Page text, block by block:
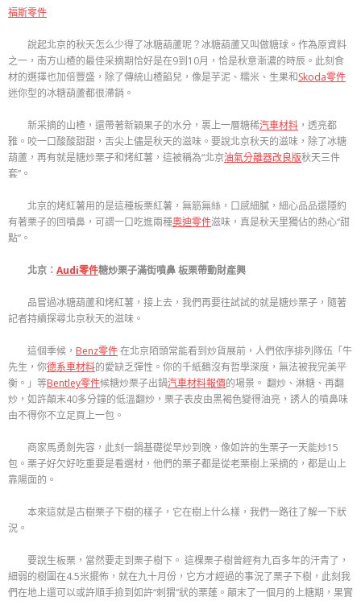
福斯零件
說起北京的秋天怎么少得了冰糖葫蘆呢？冰糖葫蘆又叫做糖球。作為原資料
之一，南方山楂的最佳采摘期恰好是在9到10月，恰是秋意漸濃的時辰。此刻食
材的選擇也加倍豐盛，除了傳統山楂餡兒，像是芋泥、糯米、生果和Skoda零件
迷你型的冰糖葫蘆都很滯銷。
新采摘的山楂，還帶著新穎果子的水分，裹上一層糖稀汽車材料 ，透亮都
雅。咬一口酸酸甜甜，舌尖上儘是秋天的滋味。要說北京秋天的滋味，除了冰糖
葫蘆，再有就是糖炒栗子和烤紅薯，這被稱為“北京油氣分離器改良版秋天三件
套”。
北京的烤紅薯用的是這種板栗紅薯，無筋無絲，口感細膩，細心品品還隱約
有著栗子的回噴鼻，可謂一口吃進兩種奧迪零件滋味，真是秋天里獨佔的熱心“甜
點”。
北京： Audi零件糖炒栗子滿街噴鼻 板栗帶動財產興
品嘗過冰糖葫蘆和烤紅薯，接上去，我們再要往試試的就是糖炒栗子，隨著
記者持續探尋北京秋天的滋味。
這個季候， Benz零件在北京陌頭常能看到炒貨展前，人們依序排列隊伍「牛
先生，你德系車材料的愛缺乏彈性。你的千紙鶴沒有哲學深度，無法被我完美平
衡。」等Bentley零件候糖炒栗子出鍋汽車材料報價的場景。 翻炒、淋糖、再翻
炒，如許顛末40多分鐘的低溫翻炒，栗子表皮由黑褐色變得油亮，誘人的噴鼻味
由不得你不立足買上一包。
商家馬勇劍先容，此刻一鍋基礎從早炒到晚，像如許的生栗子一天能炒15
包。栗子好欠好吃重要是看選材，他們的栗子都是從老栗樹上采摘的，都是山上
靠陽面的。
本來這就是古樹栗子下樹的樣子，它在樹上什么樣，我們一路往了解一下狀
況。
要說生板栗，當然要走到栗子樹下。 這棵栗子樹曾經有九百多年的汗青了，
細弱的樹圍在4.5米擺佈，就在九十月份，它方才經過的事況了栗子下樹，此刻我
們在地上還可以或許順手撿到如許“刺猬”狀的栗蓬。顛末了一個月的上糖期，果實